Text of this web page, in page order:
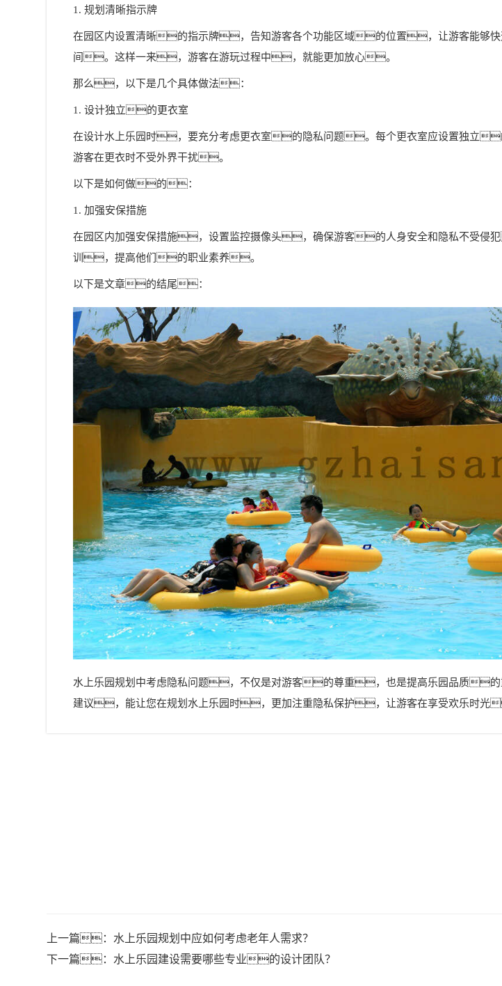
1. 规划清晰指示牌
在园区内设置清晰的指示牌，告知游客各个功能区域的位置，让游客能够
间。这样一来，游客在游玩过程中，就能更加放心。
那么，以下是几个具体做法：
1. 设计独立的更衣室
在设计水上乐园时，要充分考虑更衣室的隐私问题。每个更衣室应设置独立
游客在更衣时不受外界干扰。
以下是如何做的：
1. 加强安保措施
在园区内加强安保措施，设置监控摄像头，确保游客的人身安全和隐私不受侵
训，提高他们的职业素养。
以下是文章的结尾：
水上乐园规划 中考虑隐私问题，不仅是对游客的尊重，也是提高乐园品质的
建议，能让您在规划水上乐园时，更加注重隐私保护，让游客在享受欢乐时光
上一篇： 水上乐园规划中应如何考虑老年人需求？
下一篇： 水上乐园建设需要哪些专业的设计团队？